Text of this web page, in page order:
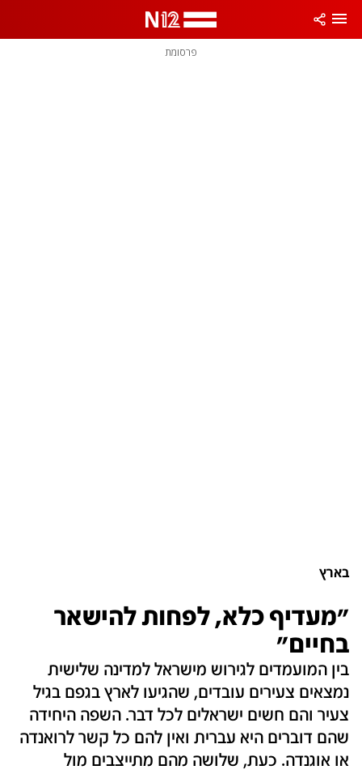
פרסומת
בארץ
"מעדיף כלא, לפחות להישאר
בחיים"
בין המועמדים לגירוש מישראל למדינה שלישית
נמצאים צעירים עובדים, שהגיעו לארץ בגפם בגיל
צעיר והם חשים ישראלים לכל דבר. השפה היחידה
שהם דוברים היא עברית ואין להם כל קשר לרואנדה
או אוגנדה. כעת, שלושה מהם מתייצבים מול